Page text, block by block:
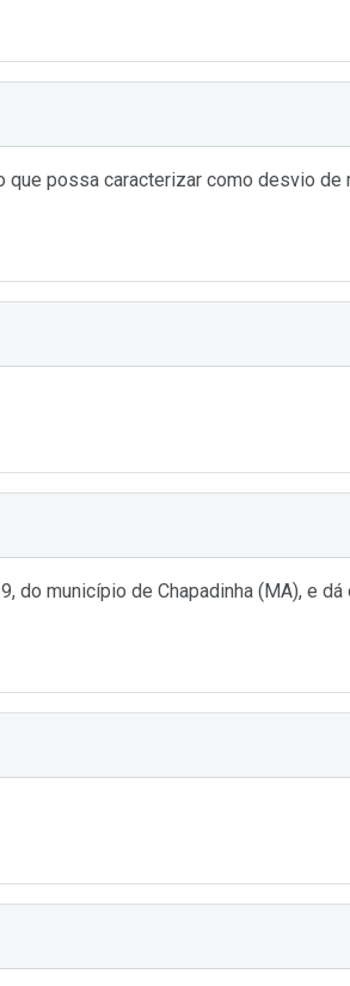
que possa caracterizar como desvio de
do município de Chapadinha (MA), e dá